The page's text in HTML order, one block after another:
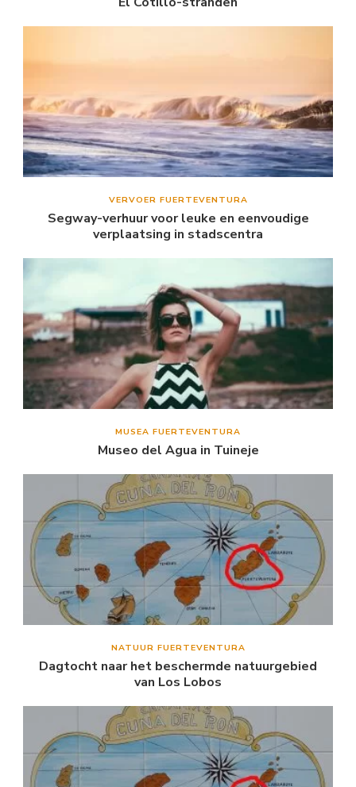
VERVOER FUERTEVENTURA
Segway-verhuur voor leuke en eenvoudige
verplaatsing in stadscentra
MUSEA FUERTEVENTURA
Museo del Agua in Tuineje
NATUUR FUERTEVENTURA
Dagtocht naar het beschermde natuurgebied
van Los Lobos